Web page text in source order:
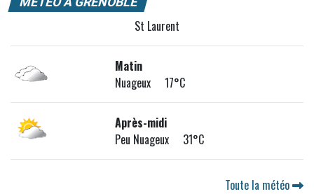
St Laurent
Matin
Nuageux 17°C
Après-midi
Peu Nuageux 31°C
Toute la météo